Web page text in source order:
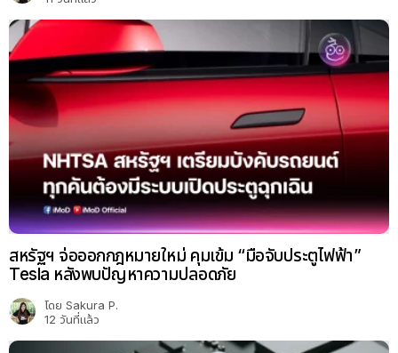
สหรัฐฯ จ่อออกกฎหมายใหม่ คุมเข้ม “มือจับประตูไฟฟ้า”
Tesla หลังพบปัญหาความปลอดภัย
โดย Sakura P.
12 วันที่แล้ว